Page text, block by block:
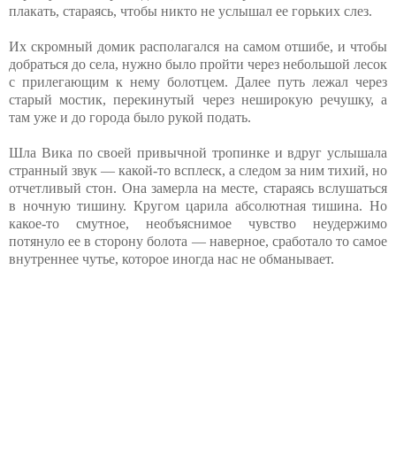
плакать, стараясь, чтобы никто не услышал ее горьких слез.
Их скромный домик располагался на самом отшибе, и чтобы
добраться до села, нужно было пройти через небольшой лесок
с прилегающим к нему болотцем. Далее путь лежал через
старый мостик, перекинутый через неширокую речушку, а
там уже и до города было рукой подать.
Шла Вика по своей привычной тропинке и вдруг услышала
странный звук — какой-то всплеск, а следом за ним тихий, но
отчетливый стон. Она замерла на месте, стараясь вслушаться
в ночную тишину. Кругом царила абсолютная тишина. Но
какое-то смутное, необъяснимое чувство неудержимо
потянуло ее в сторону болота — наверное, сработало то самое
внутреннее чутье, которое иногда нас не обманывает.